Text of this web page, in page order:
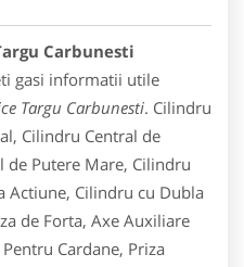
Carbunesti
gasi informatii utile
Targu Carbunesti. Cilindru
Cilindru Central de
de Putere Mare, Cilindru
Actiune, Cilindru cu Dubla
de Forta, Axe Auxiliare
Cardane, Priza